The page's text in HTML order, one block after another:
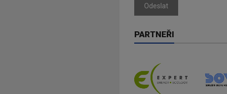
Odeslat
PARTNEŘI